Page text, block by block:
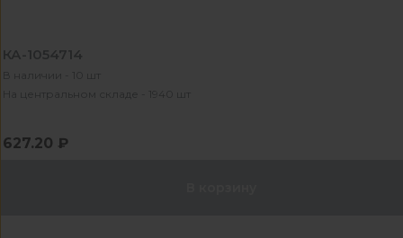
КА-1054714
В наличии - 10 шт
На центральном складе - 1940 шт
627.20 ₽